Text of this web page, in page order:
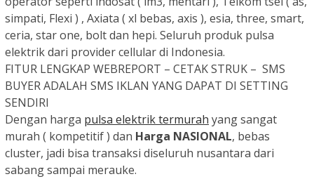
simpati, Flexi ) , Axiata ( xl bebas, axis ), esia, three, smart,
ceria, star one, bolt dan hepi. Seluruh produk pulsa
elektrik dari provider cellular di Indonesia.
FITUR LENGKAP WEBREPORT – CETAK STRUK – SMS
BUYER ADALAH SMS IKLAN YANG DAPAT DI SETTING
SENDIRI
Dengan harga pulsa elektrik termurah yang sangat
murah ( kompetitif ) dan Harga NASIONAL, bebas
cluster, jadi bisa transaksi diseluruh nusantara dari
sabang sampai merauke.